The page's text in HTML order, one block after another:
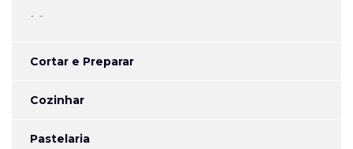
-
Cortar e Preparar
Cozinhar
Pastelaria